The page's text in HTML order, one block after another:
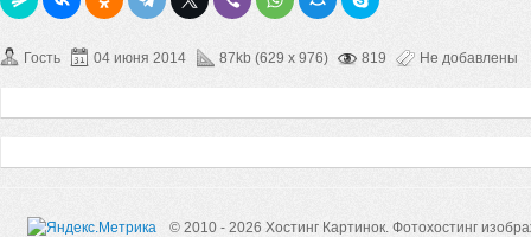
Гость 04 июня 2014 87kb (629 x 976) 819 Не добавлены
© 2010 - 2026 Хостинг Картинок. Фотохостинг